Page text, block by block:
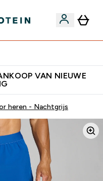
VAN NIEUWE
heren - Nachtgrijs